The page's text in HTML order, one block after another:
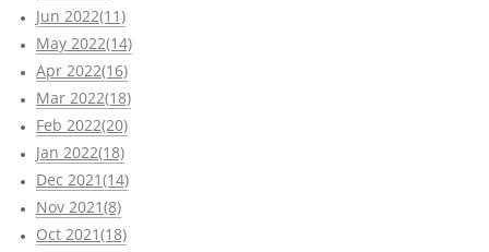
Jun 2022(11)
May 2022(14)
Apr 2022(16)
Mar 2022(18)
Feb 2022(20)
Jan 2022(18)
Dec 2021(14)
Nov 2021(8)
Oct 2021(18)